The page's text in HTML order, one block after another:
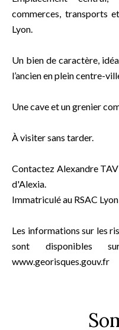
commerces, transports
Lyon.
Un bien de caractère,
l’ancien en plein centre-
Une cave et un grenier
À visiter sans tarder.
Contactez Alexandre
d'Alexia.
Immatriculé au RSAC
Les informations sur les
sont disponibles
www.georisques.gouv.fr